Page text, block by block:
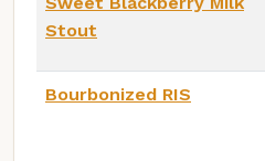
Stout
Bourbonized RIS